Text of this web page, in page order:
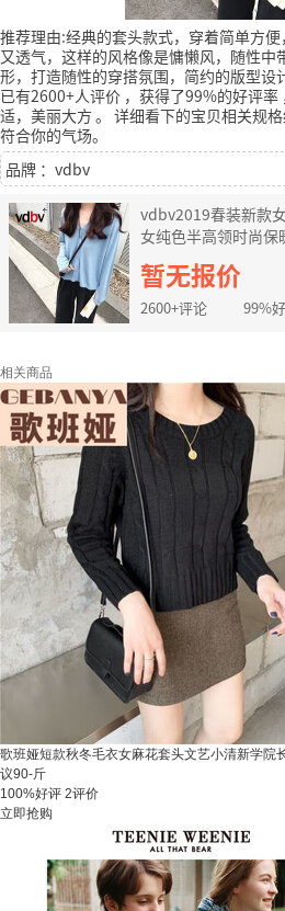
推荐理由:经典的套头款式，穿着简单方
又透气，这样的风格像是慵懒风，随性中
形，打造随性的穿搭氛围，简约的版型设
已有2600+人评价 ，获得了99%的好评率
适，美丽大方 。 详细看下的宝贝相关规
符合你的气场。
品牌 ：vdbv
vdbv2019春装新款
女纯色半高领时尚保
以内)
暂无报价
2600+评论 99%
相关商品
歌班娅短款秋冬毛衣女麻花套头文艺小清新学院
议90-斤
100%好评 2评价
立即抢购